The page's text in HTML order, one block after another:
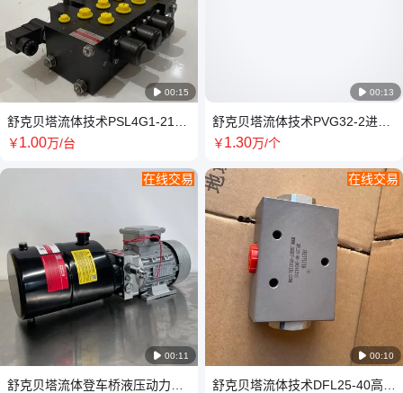
 00:15
舒克贝塔流体技术PSL4G1-210-
3负载敏感比例阀
￥1.00万/台
 00:11
在线交易
舒克贝塔流体登车桥液压动力单
 00:13
舒克贝塔流体技术PVG32-2进口
手动负载敏感比例阀
￥1.30万/个
 00:10
在线交易
舒克贝塔流体技术DFL25-40高精